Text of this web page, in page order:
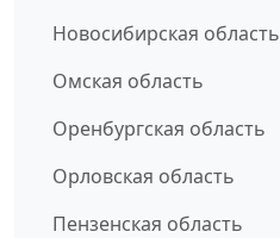
Новосибирская область
Омская область
Оренбургская область
Орловская область
Пензенская область